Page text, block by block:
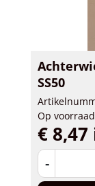
SS50
Op voorraad
€ 8,47
-